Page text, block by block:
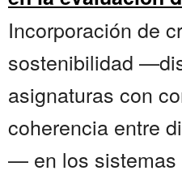
Incorporación de
sostenibilidad
asignaturas con
coherencia entre
— en los sistemas